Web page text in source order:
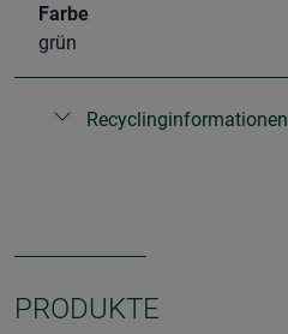
Farbe
grün
Recyclinginformationen
PRODUKTE